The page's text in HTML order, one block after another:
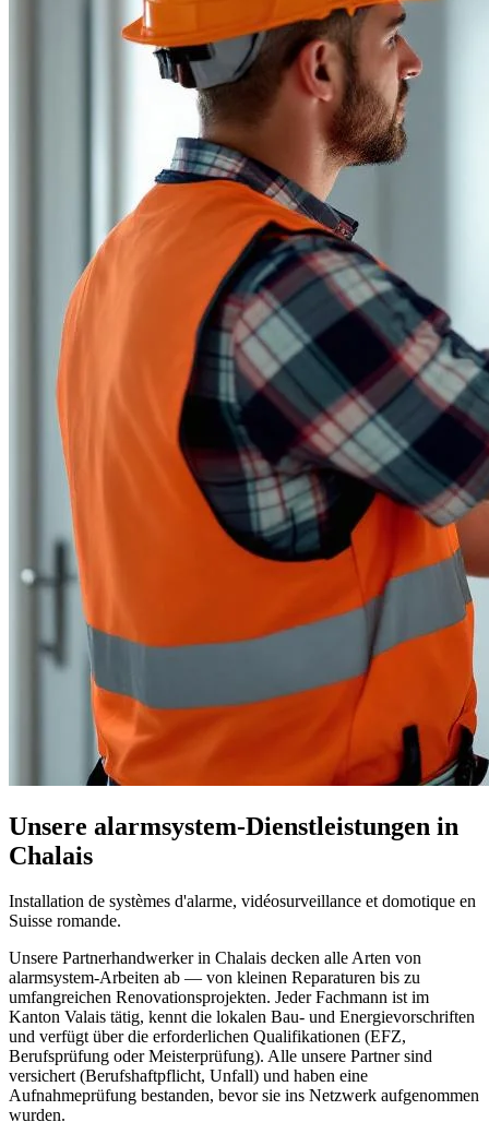
Unsere alarmsystem-Dienstleistungen in
Chalais
Installation de systèmes d'alarme, vidéosurveillance et domotique en
Suisse romande.
Unsere Partnerhandwerker in Chalais decken alle Arten von
alarmsystem-Arbeiten ab — von kleinen Reparaturen bis zu
umfangreichen Renovationsprojekten. Jeder Fachmann ist im
Kanton Valais tätig, kennt die lokalen Bau- und Energievorschriften
und verfügt über die erforderlichen Qualifikationen (EFZ,
Berufsprüfung oder Meisterprüfung). Alle unsere Partner sind
versichert (Berufshaftpflicht, Unfall) und haben eine
Aufnahmeprüfung bestanden, bevor sie ins Netzwerk aufgenommen
wurden.